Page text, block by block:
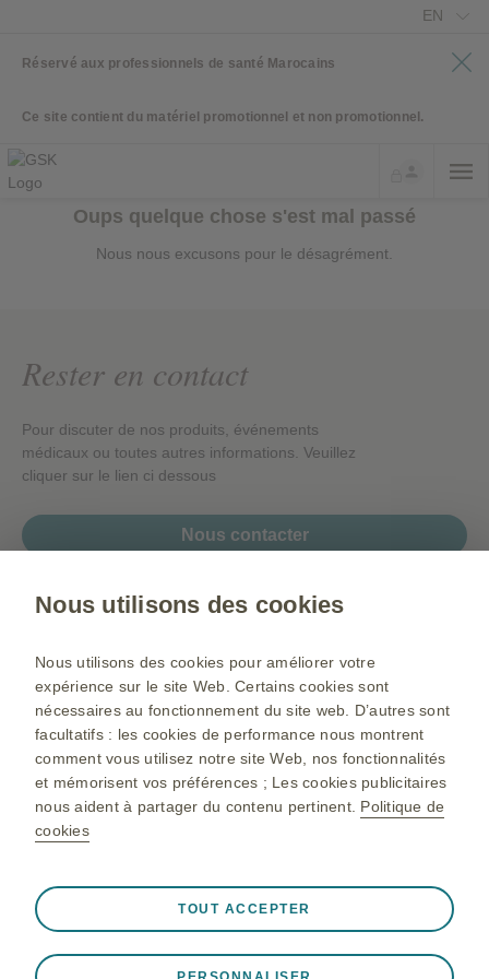
EN
Réservé aux professionnels de santé Marocains
Ce site contient du matériel promotionnel et non promotionnel.
Oups quelque chose s'est mal passé
Nous nous excusons pour le désagrément.
Rester en contact
Pour discuter de nos produits, événements
médicaux ou toutes autres informations. Veuillez
cliquer sur le lien ci dessous
Nous contacter
Plan du site
Conditions d’utilisation
Déclaration de confidentialité
Politique de cookie
Pour toutes informations complémentaires, veuillez Contacter
GlaxoSmithKline Maroc : N° 49-52 sis au 13ème étage de
Ben Cherif et Main Street, Casablanca
Nous utilisons des cookies
Nous utilisons des cookies pour améliorer votre
expérience sur le site Web. Certains cookies sont
nécessaires au fonctionnement du site web. D’autres sont
facultatifs : les cookies de performance nous montrent
comment vous utilisez notre site Web, nos fonctionnalités
et mémorisent vos préférences ; Les cookies publicitaires
nous aident à partager du contenu pertinent. Politique de
cookies
❮
le stockage des données de session lors d'une visite sur
TOUT ACCEPTER